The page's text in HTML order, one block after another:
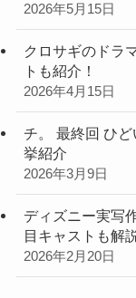
2026年5月15日
クロサギのドラ
トも紹介！
2026年4月15日
チ。 最終回 ひ
挙紹介
2026年3月9日
ディズニー実写
目キャストも解
2026年2月20日